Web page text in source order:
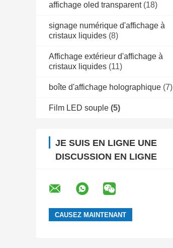
affichage oled transparent (18)
signage numérique d'affichage à
cristaux liquides (8)
Affichage extérieur d'affichage à
cristaux liquides (11)
boîte d'affichage holographique (7)
Film LED souple (5)
JE SUIS EN LIGNE UNE
DISCUSSION EN LIGNE